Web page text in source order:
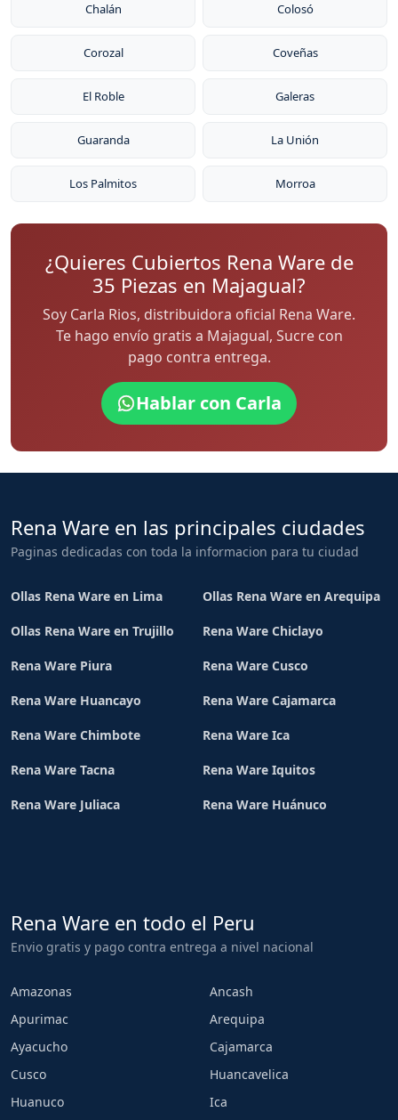
Chalán Colosó
Corozal Coveñas
El Roble Galeras
Guaranda La Unión
Los Palmitos Morroa
¿Quieres Cubiertos Rena Ware de
35 Piezas en Majagual?
Soy Carla Rios, distribuidora oficial Rena Ware.
Te hago envío gratis a Majagual, Sucre con
pago contra entrega.
Hablar con Carla
Rena Ware en las principales ciudades
Paginas dedicadas con toda la informacion para tu ciudad
Ollas Rena Ware en Lima Ollas Rena Ware en Arequipa
Ollas Rena Ware en Trujillo Rena Ware Chiclayo
Rena Ware Piura Rena Ware Cusco
Rena Ware Huancayo Rena Ware Cajamarca
Rena Ware Chimbote Rena Ware Ica
Rena Ware Tacna Rena Ware Iquitos
Rena Ware Juliaca Rena Ware Huánuco
Rena Ware en todo el Peru
Envio gratis y pago contra entrega a nivel nacional
Amazonas
Ancash
Apurimac
Arequipa
Ayacucho
Cajamarca
Cusco
Huancavelica
Huanuco
Ica